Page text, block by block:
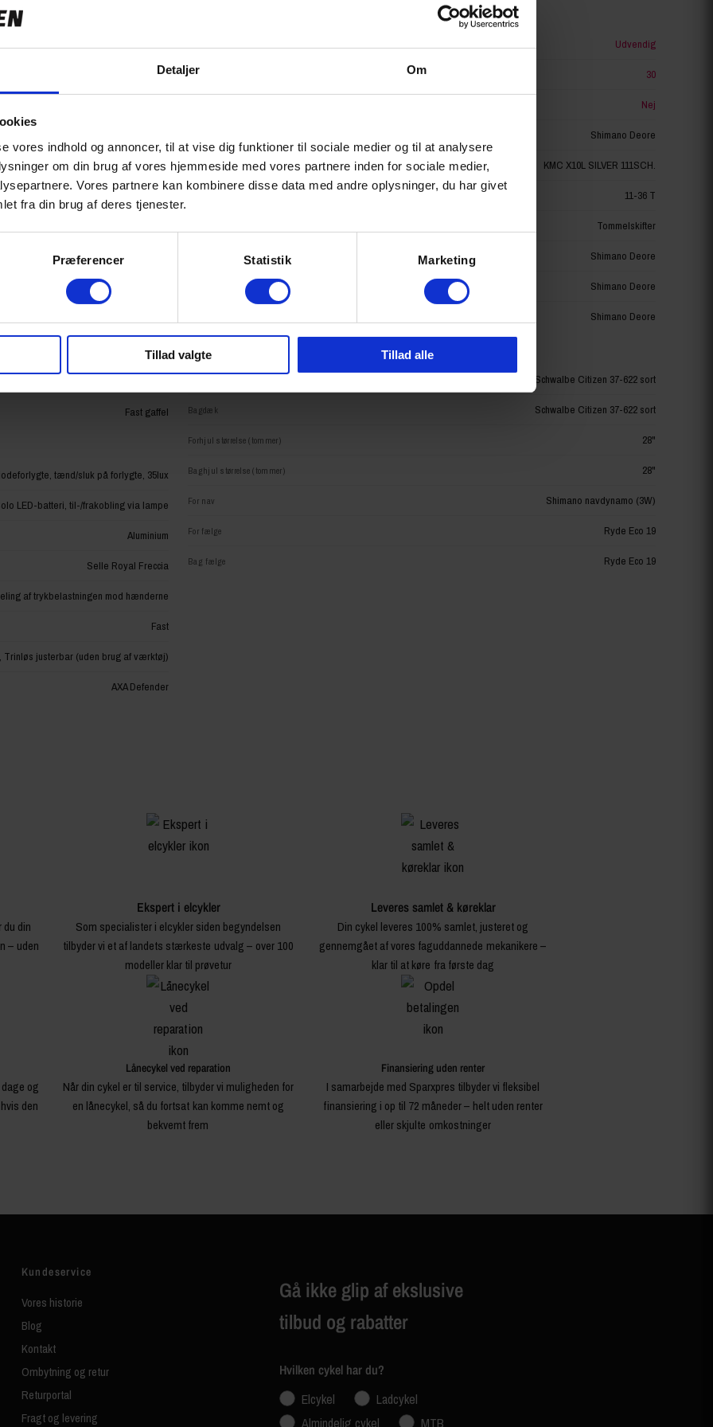
Detaljer Om
vores indhold og annoncer, til at vise dig funktioner til sociale medier og til at analysere
om din brug af vores hjemmeside med vores partnere inden for sociale medier,
Vores partnere kan kombinere disse data med andre oplysninger, du har givet
fra din brug af deres tjenester.
Præferencer Statistik Marketing
Tillad valgte Tillad alle
9.499,00 kr
Hydraulisk skivebremse
Magura HS11 Hydraulisk fælgbremse
Magura HS11 Hydraulisk fælgbremse
Aluminium
Fast gaffel
tænd/sluk på forlygte, 35lux
LED-batteri, til-/frakobling via lampe
Aluminium
Selle Royal Freccia
af trykbelastningen mod hænderne
Fast
Trinløs justerbar (uden brug af værktøj)
AXA Defender
Udvendig
Antal gear 30
Nej
Shimano Deore
Kæde / Rem KMC X10L SILVER 111SCH.
11-36 T
Tommelskifter
Shimano Deore
Shimano Deore
Shimano Deore
HJUL OG DÆK
Schwalbe Citizen 37-622 sort
Bagdæk Schwalbe Citizen 37-622 sort
Forhjul størrelse (tommer) 28"
Baghjul størrelse (tommer) 28"
For nav Shimano navdynamo (3W)
For fælge Ryde Eco 19
Bag fælge Ryde Eco 19
din
– uden
Ekspert i elcykler
Som specialister i elcykler siden begyndelsen
tilbyder vi et af landets stærkeste udvalg – over 100
modeller klar til prøvetur
Leveres samlet & køreklar
Din cykel leveres 100% samlet, justeret og
gennemgået af vores faguddannede mekanikere –
klar til at køre fra første dag
og
den
Lånecykel ved reparation
Når din cykel er til service, tilbyder vi muligheden for
en lånecykel, så du fortsat kan komme nemt og
bekvemt frem
Finansiering uden renter
I samarbejde med Sparxpres tilbyder vi fleksibel
finansiering i op til 72 måneder – helt uden renter
eller skjulte omkostninger
Kundeservice
Vores historie
Blog
Kontakt
Ombytning og retur
Returportal
Fragt og levering
Gå ikke glip af ekslusive
tilbud og rabatter
Hvilken cykel har du?
Elcykel
Ladcykel
Almindelig cykel
MTB